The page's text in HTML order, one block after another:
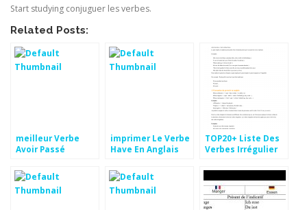
Start studying conjuguer les verbes.
Related Posts:
meilleur Verbe
Avoir Passé
imprimer Le Verbe
Have En Anglais
TOP20+ Liste Des
Verbes Irrégulier